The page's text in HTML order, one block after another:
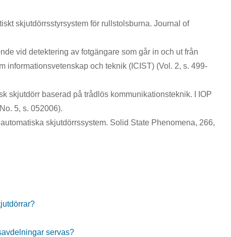
skjutdörrsstyrsystem för rullstolsburna. Journal of
vid detektering av fotgängare som går in och ut från
informationsvetenskap och teknik (ICIST) (Vol. 2, s. 499-
skjutdörr baserad på trådlös kommunikationsteknik. I IOP
5, s. 052006).
skjutdörrssystem. Solid State Phenomena, 266,
servas?